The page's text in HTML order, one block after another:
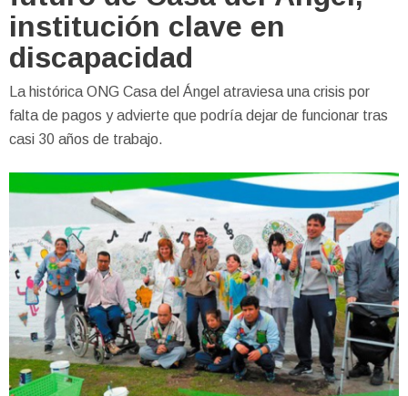
institución clave en
discapacidad
La histórica ONG Casa del Ángel atraviesa una crisis por
falta de pagos y advierte que podría dejar de funcionar tras
casi 30 años de trabajo.